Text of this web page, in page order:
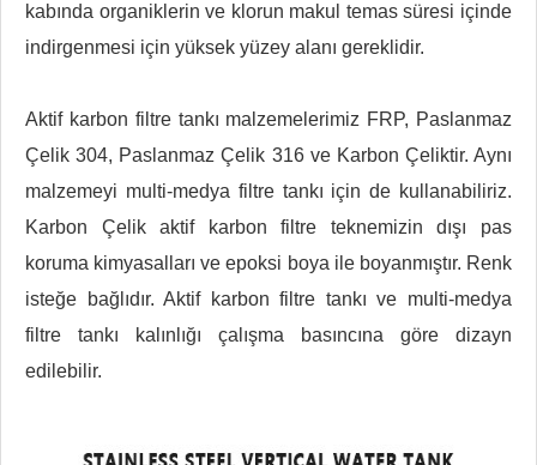
kabında organiklerin ve klorun makul temas süresi içinde
indirgenmesi için yüksek yüzey alanı gereklidir.
Aktif karbon filtre tankı malzemelerimiz FRP, Paslanmaz
Çelik 304, Paslanmaz Çelik 316 ve Karbon Çeliktir. Aynı
malzemeyi multi-medya filtre tankı için de kullanabiliriz.
Karbon Çelik aktif karbon filtre teknemizin dışı pas
koruma kimyasalları ve epoksi boya ile boyanmıştır. Renk
isteğe bağlıdır. Aktif karbon filtre tankı ve multi-medya
filtre tankı kalınlığı çalışma basıncına göre dizayn
edilebilir.